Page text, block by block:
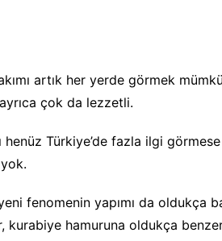
artık her yerde görmek
çok da lezzetli.
henüz Türkiye’de fazla ilgi
fenomenin yapımı da oldukça
kurabiye hamuruna oldukça